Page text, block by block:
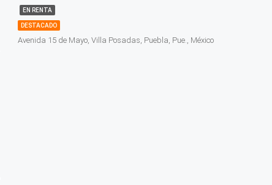
EN RENTA
DESTACADO
Avenida 15 de Mayo, Villa Posadas, Puebla, Pue., México